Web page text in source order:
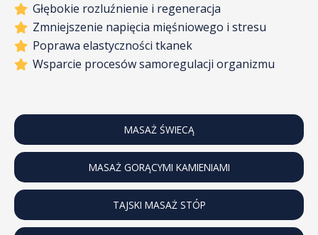
MASAŻ ŚWIECĄ
MASAŻ GORĄCYMI KAMIENIAMI
TAJSKI MASAŻ STÓP
Głębokie rozluźnienie i regeneracja
Zmniejszenie napięcia mięśniowego i stresu
Poprawa elastyczności tkanek
Wsparcie procesów samoregulacji organizmu